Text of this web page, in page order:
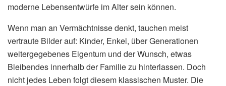
moderne Lebensentwürfe im Alter sein können.
Wenn man an Vermächtnisse denkt, tauchen meist
vertraute Bilder auf: Kinder, Enkel, über Generationen
weitergegebenes Eigentum und der Wunsch, etwas
Bleibendes innerhalb der Familie zu hinterlassen. Doch
nicht jedes Leben folgt diesem klassischen Muster. Die